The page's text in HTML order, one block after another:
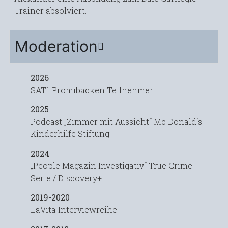
Trainer absolviert.
Moderation
2026
SAT1 Promibacken Teilnehmer
2025
Podcast „Zimmer mit Aussicht“ Mc Donald´s
Kinderhilfe Stiftung
2024
„People Magazin Investigativ“ True Crime
Serie / Discovery+
2019-2020
LaVita Interviewreihe